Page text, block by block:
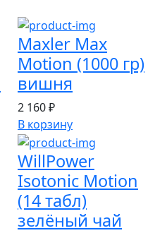
Maxler Max
Motion (1000 гр)
вишня
2 160 ₽
В корзину
WillPower
Isotonic Motion
(14 табл)
зелёный чай